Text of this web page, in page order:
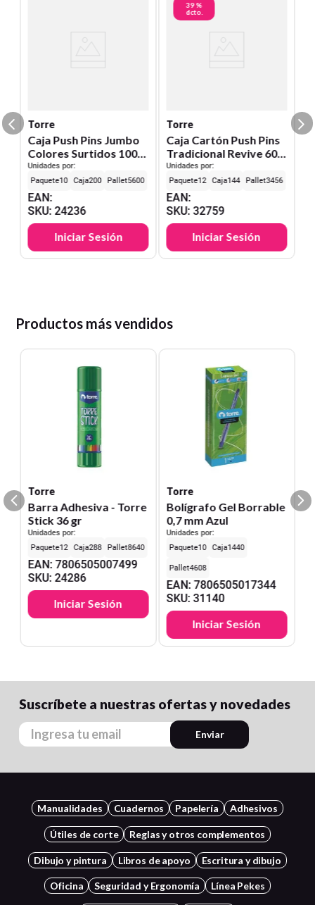
Torre
Caja Push Pins Jumbo
Colores Surtidos 100
Unid.
Unidades por:
10
200 5600
EAN:
SKU:24236
Iniciar Sesión
39 %
dcto.
Torre
Caja Cartón Push Pins
Tradicional Revive 60
Unid.
Unidades por:
12
144 3456
EAN:
SKU:32759
Iniciar Sesión
Productos más vendidos
Torre
Barra Adhesiva - Torre
Stick 36 gr
Unidades por:
12
288 8640
EAN:7806505007499
SKU: 24286
Iniciar Sesión
Torre
Bolígrafo Gel Borrable
0,7 mm Azul
Unidades por:
10
1440
4608
EAN:7806505017344
SKU:31140
Iniciar Sesión
Suscríbete a nuestras ofertas y novedades
Enviar
Manualidades Cuadernos Papelería Adhesivos
Útiles de corte Reglas y otros complementos
Dibujo y pintura Libros de apoyo Escritura y dibujo
Oficina Seguridad y Ergonomía Línea Pekes